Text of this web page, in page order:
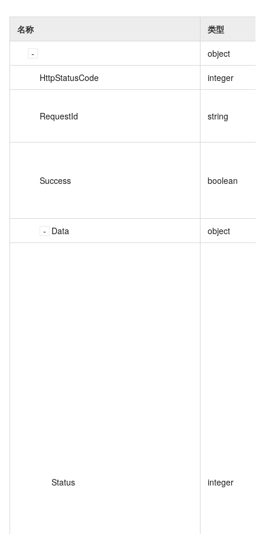
名称 类型
object
HttpStatusCode integer
RequestId string
Success boolean
Data object
Status integer